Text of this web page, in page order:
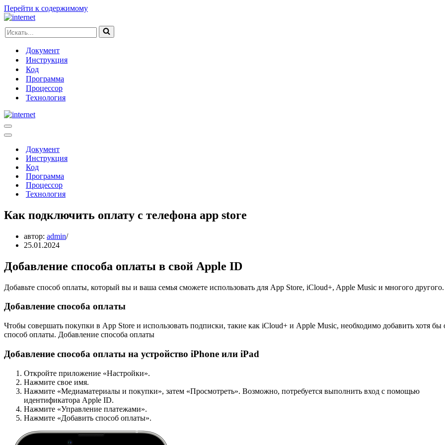
Перейти к содержимому
Искать...
Документ
Инструкция
Код
Программа
Процессор
Технология
Меню
навигации
Меню
навигацииДокумент
Инструкция
Код
Программа
Процессор
Технология
Как подключить оплату с телефона app store
автор: admin
25.01.2024
Добавление способа оплаты в свой Apple ID
Добавьте способ оплаты, который вы и ваша семья сможете использовать для App Store, iCloud+, Apple Music и многого другого.
Добавление способа оплаты
Чтобы совершать покупки в App Store и использовать подписки, такие как iCloud+ и Apple Music, необходимо добавить хотя бы
способ оплаты. Добавление способа оплаты
Добавление способа оплаты на устройство iPhone или iPad
Откройте приложение «Настройки».
Нажмите свое имя.
Нажмите «Медиаматериалы и покупки», затем «Просмотреть». Возможно, потребуется выполнить вход с помощью
идентификатора Apple ID.
Нажмите «Управление платежами».
Нажмите «Добавить способ оплаты».